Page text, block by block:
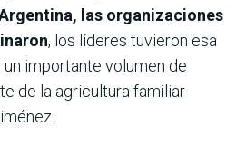
las organizaciones
, los líderes tuvieron esa
importante volumen de
de la agricultura familiar